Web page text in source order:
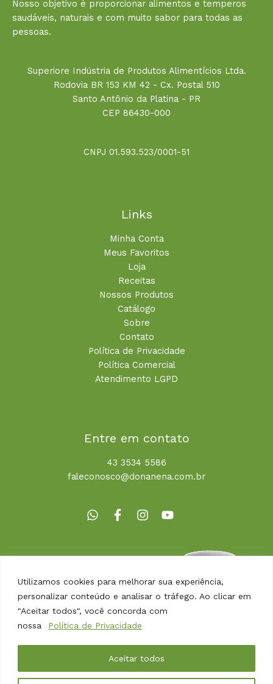
Utilizamos cookies para melhorar sua experiência,
personalizar conteúdo e analisar o tráfego. Ao clicar em
"Aceitar todos", você concorda com
nossa
Política de Privacidade
Aceitar todos
Nosso objetivo é proporcionar alimentos e temperos
saudáveis, naturais e com muito sabor para todas as
pessoas.
Superiore Indústria de Produtos Alimentícios Ltda.
Rodovia BR 153 KM 42 - Cx. Postal 510
Santo Antônio da Platina - PR
CEP 86430-000
CNPJ 01.593.523/0001-51
Links
Minha Conta
Meus Favoritos
Loja
Receitas
Nossos Produtos
Catálogo
Sobre
Contato
Política de Privacidade
Política Comercial
Atendimento LGPD
Entre em contato
43 3534 5586
faleconosco@donanena.com.br
Copyright © 2026 | Dona Nena Alimentos
Desenvolvido por Agência Arbor